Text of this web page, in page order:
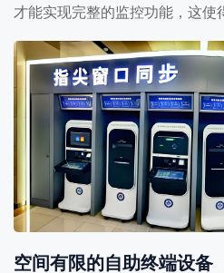
才能实现完整的监控功能，这使
空间有限的自助终端设备